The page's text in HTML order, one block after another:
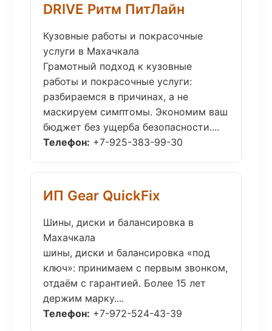
DRIVE Ритм ПитЛайн
Кузовные работы и покрасочные
услуги в Махачкала
Грамотный подход к кузовные
работы и покрасочные услуги:
разбираемся в причинах, а не
маскируем симптомы. Экономим ваш
бюджет без ущерба безопасности....
Телефон: +7-925-383-99-30
ИП Gear QuickFix
Шины, диски и балансировка в
Махачкала
шины, диски и балансировка «под
ключ»: принимаем с первым звонком,
отдаём с гарантией. Более 15 лет
держим марку....
Телефон: +7-972-524-43-39